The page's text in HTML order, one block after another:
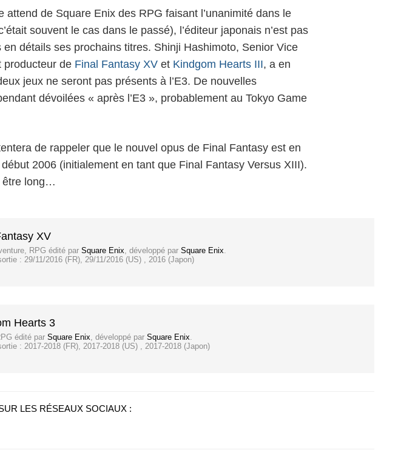
attend de Square Enix des RPG faisant l’unanimité dans le
souvent le cas dans le passé), l’éditeur japonais n’est pas
détails ses prochains titres. Shinji Hashimoto, Senior Vice
producteur de Final Fantasy XV et Kindgom Hearts III, a en
jeux ne seront pas présents à l’E3. De nouvelles
dévoilées « après l’E3 », probablement au Tokyo Game
de rappeler que le nouvel opus de Final Fantasy est en
2006 (initialement en tant que Final Fantasy Versus XIII).
être long…
XV
RPG édité par Square Enix, développé par Square Enix.
: 29/11/2016 (FR), 29/11/2016 (US) , 2016 (Japon)
Hearts 3
édité par Square Enix, développé par Square Enix.
: 2017-2018 (FR), 2017-2018 (US) , 2017-2018 (Japon)
LES RÉSEAUX SOCIAUX :